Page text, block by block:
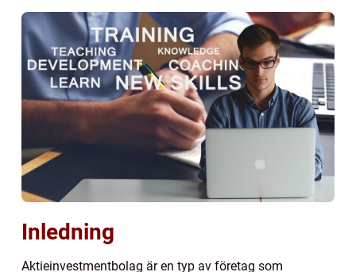
Inledning
Aktieinvestmentbolag är en typ av företag som